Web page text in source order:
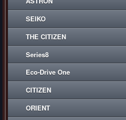
SEIKO
THE CITIZEN
Series8
Eco-Drive One
CITIZEN
ORIENT